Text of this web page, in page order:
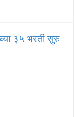
३५ भरती सुरु